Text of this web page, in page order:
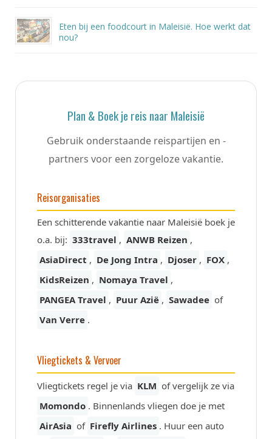
Eten bij een foodcourt in Maleisië. Hoe werkt dat
nou?
Plan & Boek je reis naar Maleisië
Gebruik onderstaande reispartijen en -
partners voor een zorgeloze vakantie.
Reisorganisaties
Een schitterende vakantie naar Maleisië boek je
o.a. bij: 333travel , ANWB Reizen ,
AsiaDirect , De Jong Intra , Djoser , FOX ,
KidsReizen , Nomaya Travel ,
PANGEA Travel , Puur Azië , Sawadee of
Van Verre .
Vliegtickets & Vervoer
Vliegtickets regel je via KLM of vergelijk ze via
Momondo . Binnenlands vliegen doe je met
AirAsia of Firefly Airlines . Huur een auto